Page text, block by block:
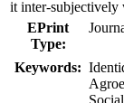
it inter-subjectively
EPrint
Type:
Keywords: